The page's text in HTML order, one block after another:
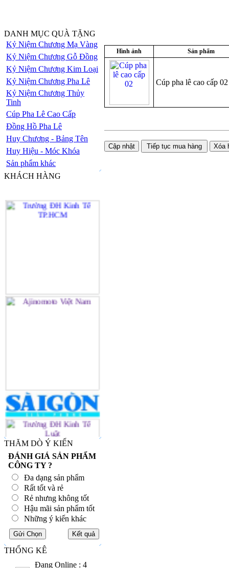
DANH MỤC QUÀ TẶNG
Kỷ Niệm Chương Mạ Vàng
Kỷ Niệm Chương Gỗ Đồng
Kỷ Niệm Chương Kim Loại
Kỷ Niệm Chương Pha Lê
Kỷ Niệm Chương Thủy
Tinh
Cúp Pha Lê Cao Cấp
Đồng Hồ Pha Lê
Huy Chương - Bảng Tên
Huy Hiệu - Móc Khóa
Sản phẩm khác
KHÁCH HÀNG
THĂM DÒ Ý KIẾN
ĐÁNH GIÁ SẢN PHẨM
CÔNG TY ?
Đa dạng sản phẩm
Rất tốt và rẻ
Rẻ nhưng không tốt
Hậu mãi sản phẩm tốt
Những ý kiến khác
THỐNG KÊ
Đang Online : 4
Hình ảnh Sản phẩm
Cúp pha lê cao cấp 02